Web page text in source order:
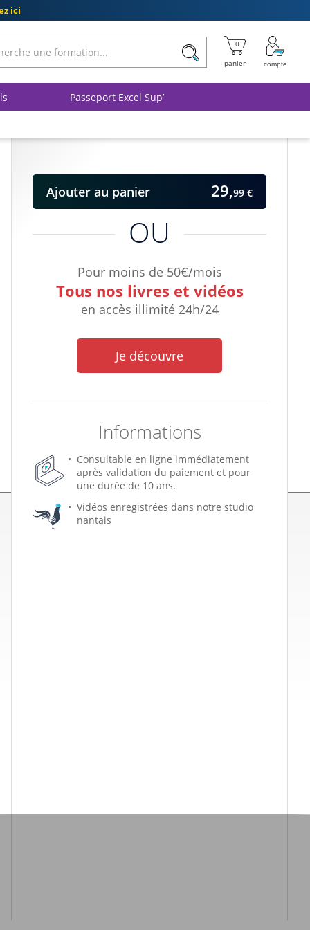
ici
Passeport Excel Sup’
OU
Pour moins de 50€/mois
Tous nos livres et vidéos
en accès illimité 24h/24
Je découvre
Informations
Consultable en ligne immédiatement
après validation du paiement et pour
une durée de 10 ans.
Vidéos enregistrées dans notre studio
nantais
Ajouter au panier 29,99 €